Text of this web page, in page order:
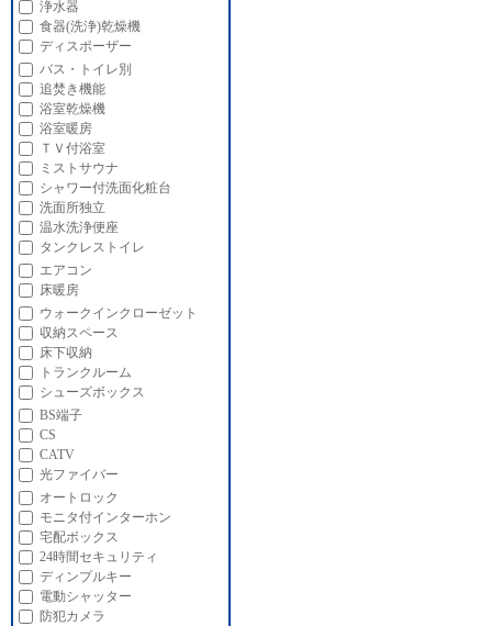
浄水器
食器(洗浄)乾燥機
ディスポーザー
バス・トイレ別
追焚き機能
浴室乾燥機
浴室暖房
ＴＶ付浴室
ミストサウナ
シャワー付洗面化粧台
洗面所独立
温水洗浄便座
タンクレストイレ
エアコン
床暖房
ウォークインクローゼット
収納スペース
床下収納
トランクルーム
シューズボックス
BS端子
CS
CATV
光ファイバー
オートロック
モニタ付インターホン
宅配ボックス
24時間セキュリティ
ディンプルキー
電動シャッター
防犯カメラ